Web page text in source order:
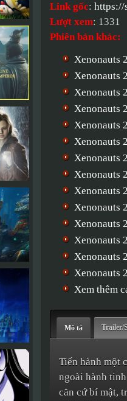
Link gốc: https://
Lượt xem: 1331
Phiên bản khác:
Xenonauts
Xenonauts
Xenonauts
Xenonauts
Xenonauts
Xenonauts
Xenonauts
Xenonauts
Xenonauts
Xenonauts
Xenonauts
Xenonauts
Xenonauts
Xenonauts
Xem thêm
Mô tả Trailer/
Tiến hành một
ngoài hành
căn cứ bí mật,